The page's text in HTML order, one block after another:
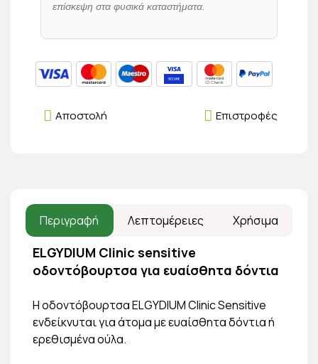
επίσκεψη στα φυσικά καταστήματα.
Επιστροφές
Αποστολή
Περιγραφή Λεπτομέρειες Χρήσιμα
ELGYDIUM Clinic sensitive
οδοντόβουρτσα για ευαίσθητα δόντια
Η οδοντόβουρτσα ELGYDIUM Clinic Sensitive
ενδείκνυται για άτομα με ευαίσθητα δόντια ή
ερεθισμένα ούλα.